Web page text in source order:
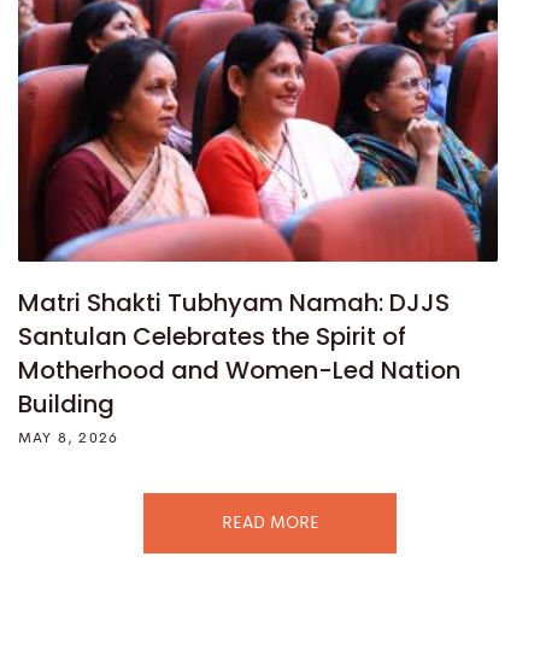
Matri Shakti Tubhyam Namah: DJJS
Santulan Celebrates the Spirit of
Motherhood and Women-Led Nation
Building
MAY 8, 2026
READ MORE